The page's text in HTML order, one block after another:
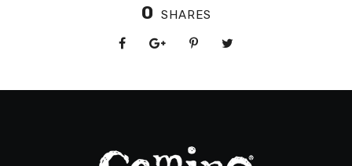
0 SHARES